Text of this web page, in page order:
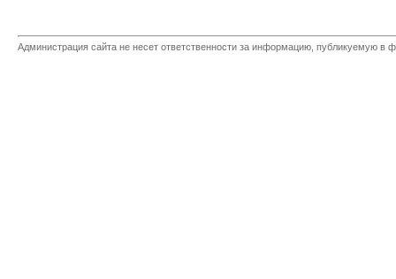
Администрация сайта не несет ответственности за информацию, публикуемую